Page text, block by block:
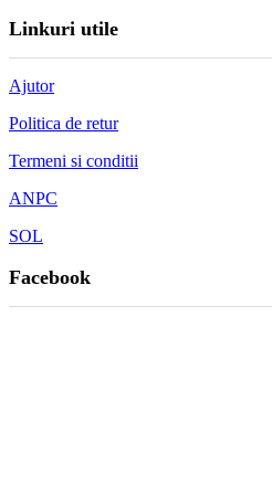
Linkuri utile
Ajutor
Politica de retur
Termeni si conditii
ANPC
SOL
Facebook